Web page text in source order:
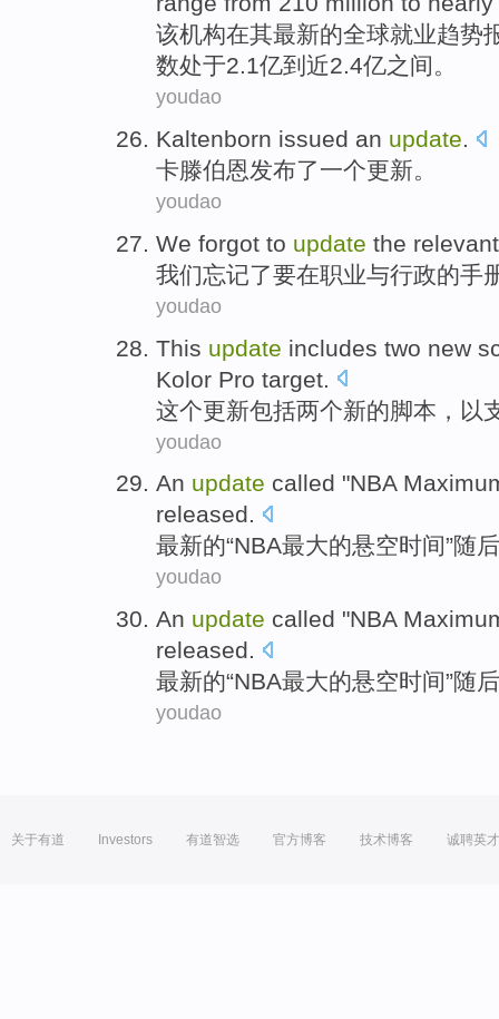
该机构在其最新的全球就业趋势
数处于2.1亿到 近2.4亿之间。
youdao
Kaltenborn issued an update.
卡滕伯恩发布了一个更新。
youdao
We forgot to update the relevant
我们忘记了要在职业与行政的手
youdao
This update includes two new
Kolor Pro target
这个更新包括两个新的脚本 ， 以
youdao
An update called "NBA
released.
最新的“NBA最大的悬空时间”随后
youdao
An update called "NBA
released.
最新的“NBA最大的悬空时间”随后
youdao
关于有道 Investors 有道智选 官方博客 技术博客 诚聘英才